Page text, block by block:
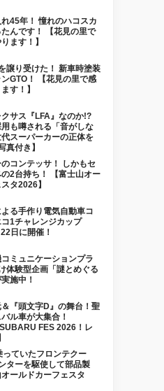
45年！ 憧れのハコスカ
んです！ 【花見の里で
ます！】
譲り受けた！ 新車時塗装
GTO！ 【花見の里で感
す！】
サス『LFA』なのか!?
も噂される「音がしな
スーパーカーの正体を
真付き】
コンテッサ！ しかもセ
2台持ち！ 【富士山オー
タ2026】
る手作り電気自動車コ
1チャレンジカップ
日に開催！
ミュニケーションプラ
体験型企画「謎とめぐる
施中！
『頭文字D』の舞台！聖
ル車が大集合！
FES 2026！レ
ていたフロンテクー
ターを駆使して部品製
ールドカーフェスタ